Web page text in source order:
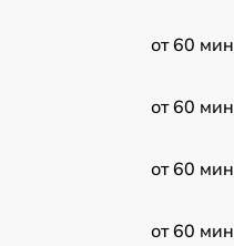
от 60 мин
от 60 мин
от 60 мин
от 60 мин